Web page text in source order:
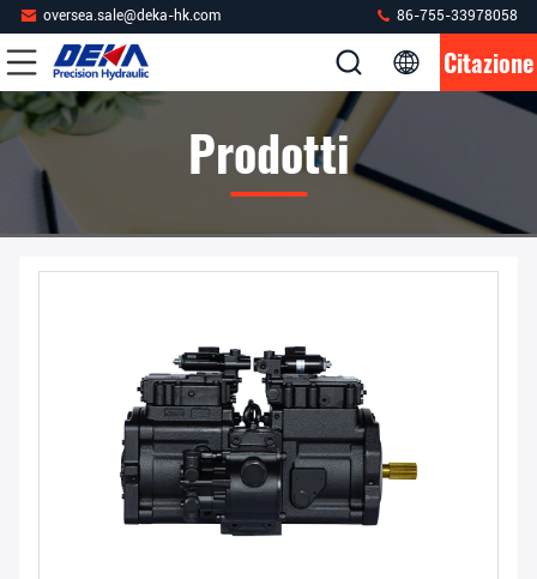
oversea.sale@deka-hk.com 86-755-33978058
Citazione
Prodotti